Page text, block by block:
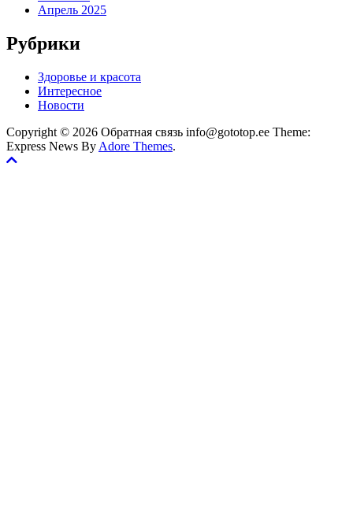
Апрель 2025
Рубрики
Здоровье и красота
Интересное
Новости
Copyright © 2026 Обратная связь info@gototop.ee Theme:
Express News By Adore Themes.